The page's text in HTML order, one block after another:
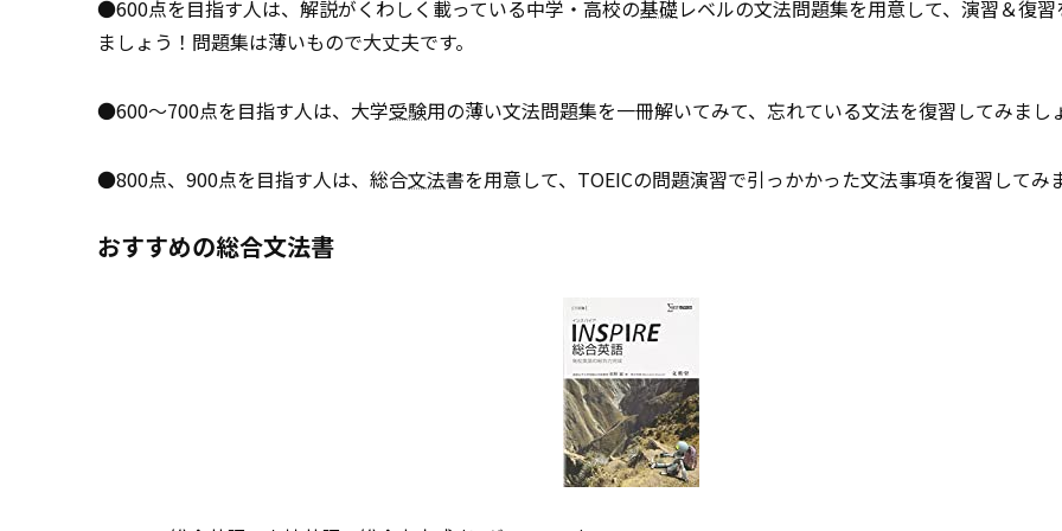
●600点を目指す人は、解説がくわしく載っている中学・高校の基礎レベルの文法問題集を用意して、演習＆復習
ましょう！問題集は薄いもので大丈夫です。
●600～700点を目指す人は、大学受験用の薄い文法問題集を一冊解いてみて、忘れている文法を復習してみまし
●800点、900点を目指す人は、総合文法書を用意して、TOEICの問題演習で引っかかった文法事項を復習してみ
おすすめの総合文法書